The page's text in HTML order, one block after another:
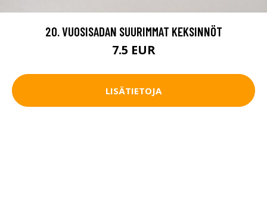
20. VUOSISADAN SUURIMMAT KEKSINNÖT
7.5 EUR
LISÄTIETOJA